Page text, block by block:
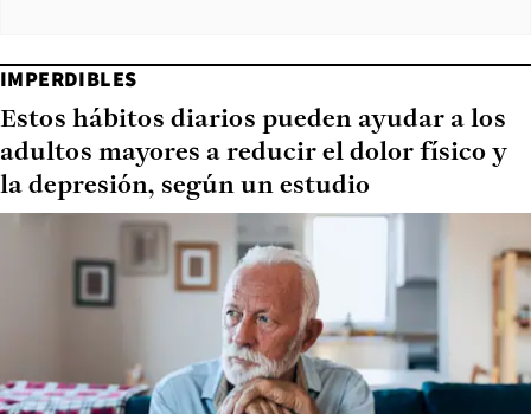
IMPERDIBLES
Estos hábitos diarios pueden ayudar a los
adultos mayores a reducir el dolor físico y
la depresión, según un estudio